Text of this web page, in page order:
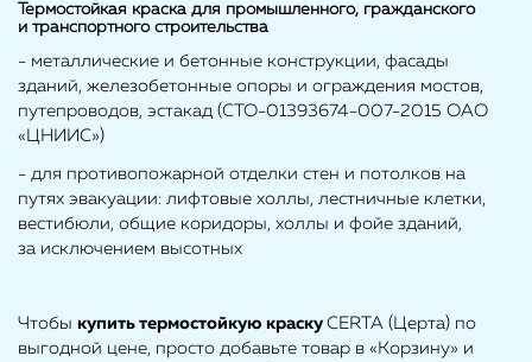
Термостойкая краска для промышленного, гражданского
и транспортного строительства
- металлические и бетонные конструкции, фасады
зданий, железобетонные опоры и ограждения мостов,
путепроводов, эстакад (СТО-01393674-007-2015 ОАО
«ЦНИИС»)
- для противопожарной отделки стен и потолков на
путях эвакуации: лифтовые холлы, лестничные клетки,
вестибюли, общие коридоры, холлы и фойе зданий,
за исключением высотных
Чтобы купить термостойкую краску CERTA (Церта) по
выгодной цене, просто добавьте товар в «Корзину» и